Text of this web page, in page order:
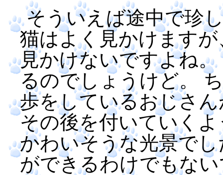
そういえば途中で珍
猫はよく見かけます
見かけないですよね
るのでしょうけど。
歩をしているおじさ
その後を付いていく
かわいそうな光景で
ができるわけでもな